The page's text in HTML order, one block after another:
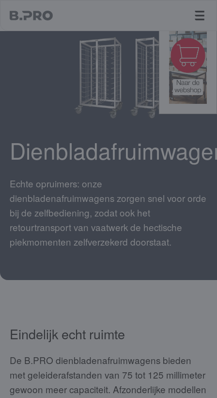
Echte opruimers: onze
dienbladenafruimwagens zorgen snel voor orde
bij de zelfbediening, zodat ook het
retourtransport van vaatwerk de hectische
piekmomenten zelfverzekerd doorstaat.
Eindelijk echt ruimte
De B.PRO dienbladenafruimwagens bieden
met geleiderafstanden van 75 tot 125 millimeter
gewoon meer capaciteit. Afzonderlijke modellen